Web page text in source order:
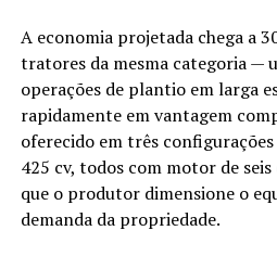
A economia projetada chega a
tratores da mesma categoria —
operações de plantio em larga
rapidamente em vantagem
oferecido em três
425 cv, todos com motor de
que o produtor dimensione o
demanda da propriedade.